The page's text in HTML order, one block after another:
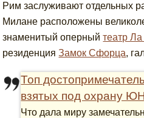
Рим заслуживают отдельных
Милане расположены
знаменитый оперныйтеатр
резиденцияЗамок Сфорца,
Топ
взятых под охрану
Что дала миру